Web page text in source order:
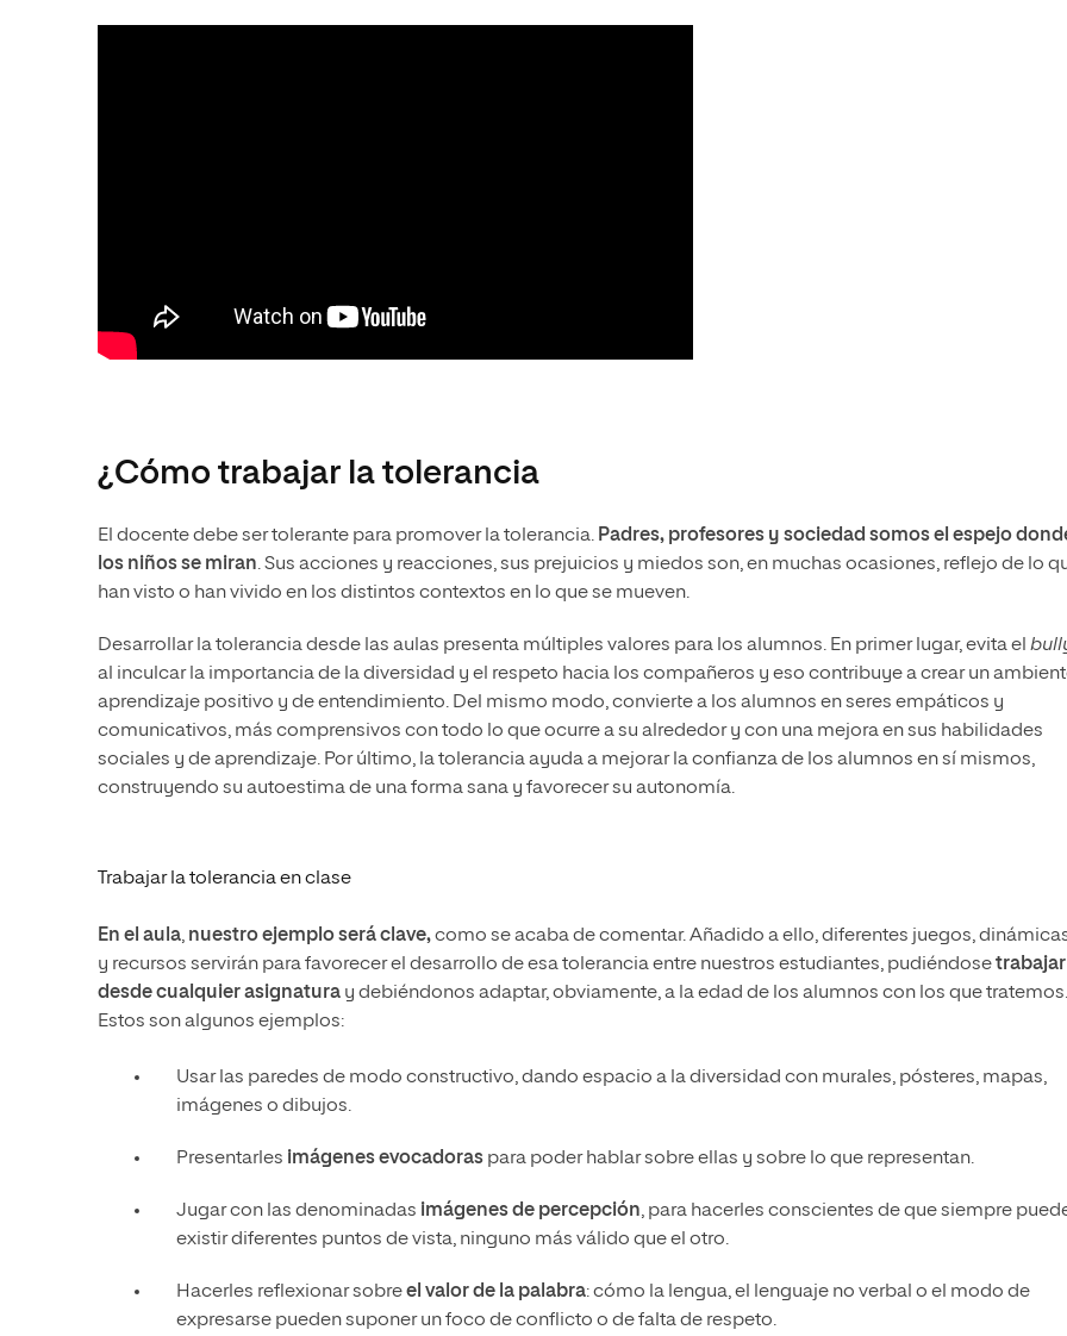
¿Cómo trabajar la tolerancia
El docente debe ser tolerante para promover la tolerancia. Padres, profesores y sociedad somos el espejo
los niños se miran. Sus acciones y reacciones, sus prejuicios y miedos son, en muchas ocasiones, reflejo de lo
han visto o han vivido en los distintos contextos en lo que se mueven.
Desarrollar la tolerancia desde las aulas presenta múltiples valores para los alumnos. En primer lugar, evita el
al inculcar la importancia de la diversidad y el respeto hacia los compañeros y eso contribuye a crear un
aprendizaje positivo y de entendimiento. Del mismo modo, convierte a los alumnos en seres empáticos y
comunicativos, más comprensivos con todo lo que ocurre a su alrededor y con una mejora en sus habilidades
sociales y de aprendizaje. Por último, la tolerancia ayuda a mejorar la confianza de los alumnos en sí mismos,
construyendo su autoestima de una forma sana y favorecer su autonomía.
Trabajar la tolerancia en clase
En el aula, nuestro ejemplo será clave,como se acaba de comentar. Añadido a ello, diferentes juegos,
y recursos servirán para favorecer el desarrollo de esa tolerancia entre nuestros estudiantes, pudiéndosetrabajar
desde cualquier asignatura y debiéndonos adaptar, obviamente, a la edad de los alumnos con los que tratemos.
Estos son algunos ejemplos:
Usar las paredes de modo constructivo, dando espacio a la diversidad con murales, pósteres, mapas,
imágenes o dibujos.
Presentarles imágenes evocadoras para poder hablar sobre ellas y sobre lo que representan.
Jugar con las denominadas imágenes de percepción, para hacerles conscientes de que siempre
existir diferentes puntos de vista, ninguno más válido que el otro.
Hacerles reflexionar sobreel valor de la palabra: cómo la lengua, el lenguaje no verbal o el modo de
expresarse pueden suponer un foco de conflicto o de falta de respeto.